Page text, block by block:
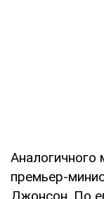
Аналогичного
премьер-
Джонсон. По